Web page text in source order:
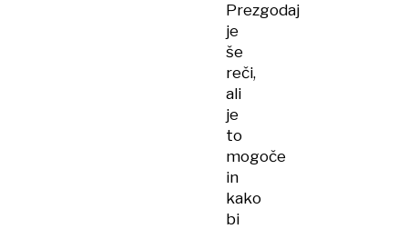
Prezgodaj
je
še
reči,
ali
je
to
mogoče
in
kako
bi